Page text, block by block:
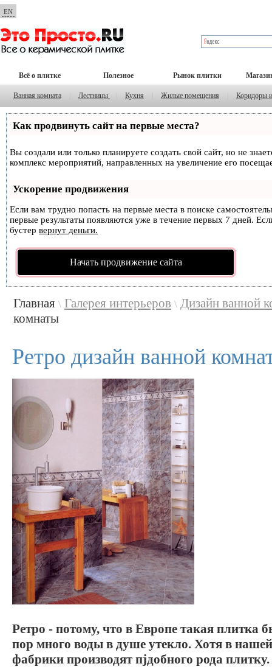
EN
Всё о плитке Полезное Рынок плитки
Ванная комната Лестницы Кухня Жилые помещения Коридоры
Как продвинуть сайт на первые места?
Вы создали или только планируете создать свой сайт, но не
комплекс мероприятий, направленных на увеличение его
Ускорение продвижения
Если вам трудно попасть на первые места в поиске
первые результаты появляются уже в течение первых 7 дней.
бустер вернут деньги.
Начать продвижение сайта
Главная \ Галерея интерьеров \ Дизайн ванной
комнаты
Ретро дизайн ванной
Ретро - потому, что в Европе такая плитка
пор много воды в душе утекло. Хотя в
фабрики производят пjдобного рода плитку.